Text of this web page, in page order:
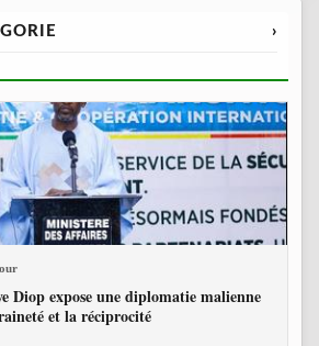
›
Diop expose une diplomatie malienne
et la réciprocité